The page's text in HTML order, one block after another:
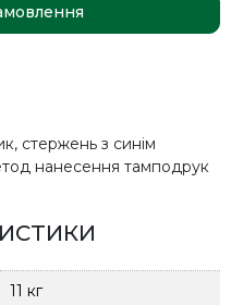
стержень з синім
нанесення тамподрук
11 кг